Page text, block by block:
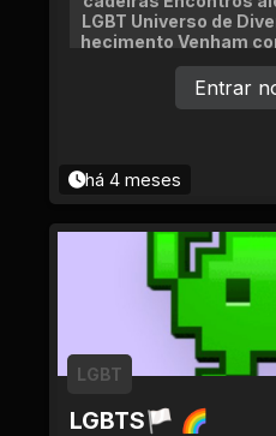
LGBT Universo de
hecimento Venham
ua vida
há 4 meses
Entrar
LGBTS🏳 🌈
LGBT